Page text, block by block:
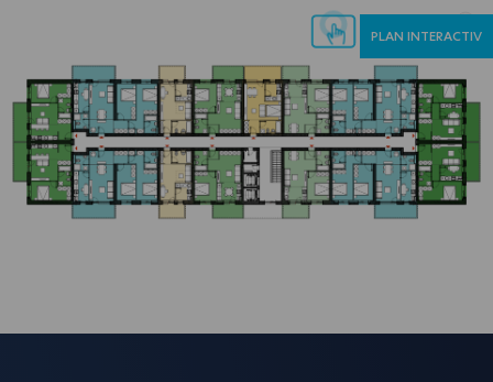
PLAN INTERACTIV